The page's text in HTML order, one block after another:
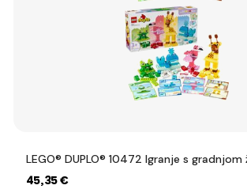
LEGO® DUPLO® 10472 Igranje s
45,35 €